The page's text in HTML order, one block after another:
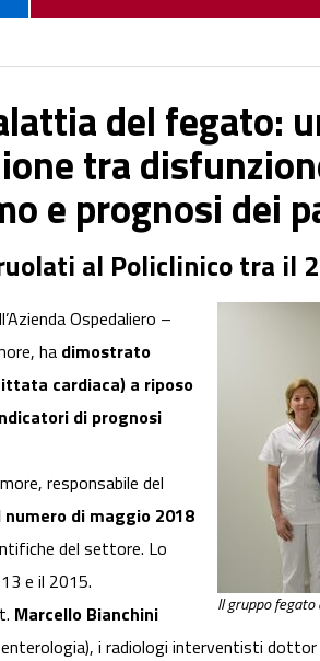
del fegato:
tra
e prognosi dei
al Policlinico tra il
Il gruppo
Ospedaliero –
ha dimostrato
cardiaca) a riposo
di prognosi
responsabile del
numero di maggio 2018
del settore. Lo
e il 2015.
Marcello Bianchini
i radiologi interventisti dottor